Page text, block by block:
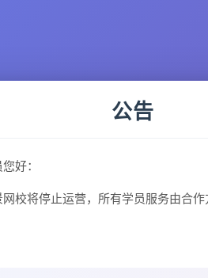
公告
好：
校将停止运营，所有学员服务由合